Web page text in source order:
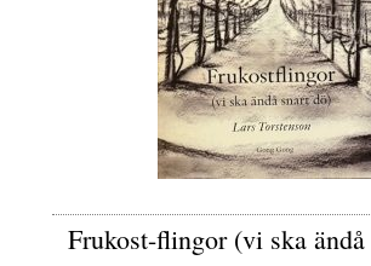
Frukost-flingor (vi ska